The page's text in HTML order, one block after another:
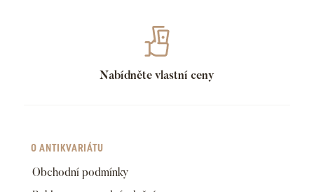
Nabídněte vlastní ceny
O ANTIKVARIÁTU
Obchodní podmínky